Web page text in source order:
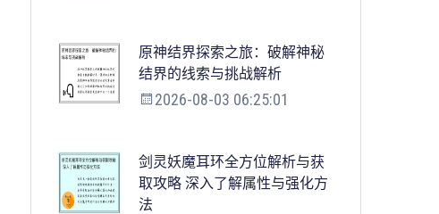
原神结界探索之旅：破解神秘
结界的线索与挑战解析
2026-08-03 06:25:01
剑灵妖魔耳环全方位解析与获
取攻略 深入了解属性与强化方
法